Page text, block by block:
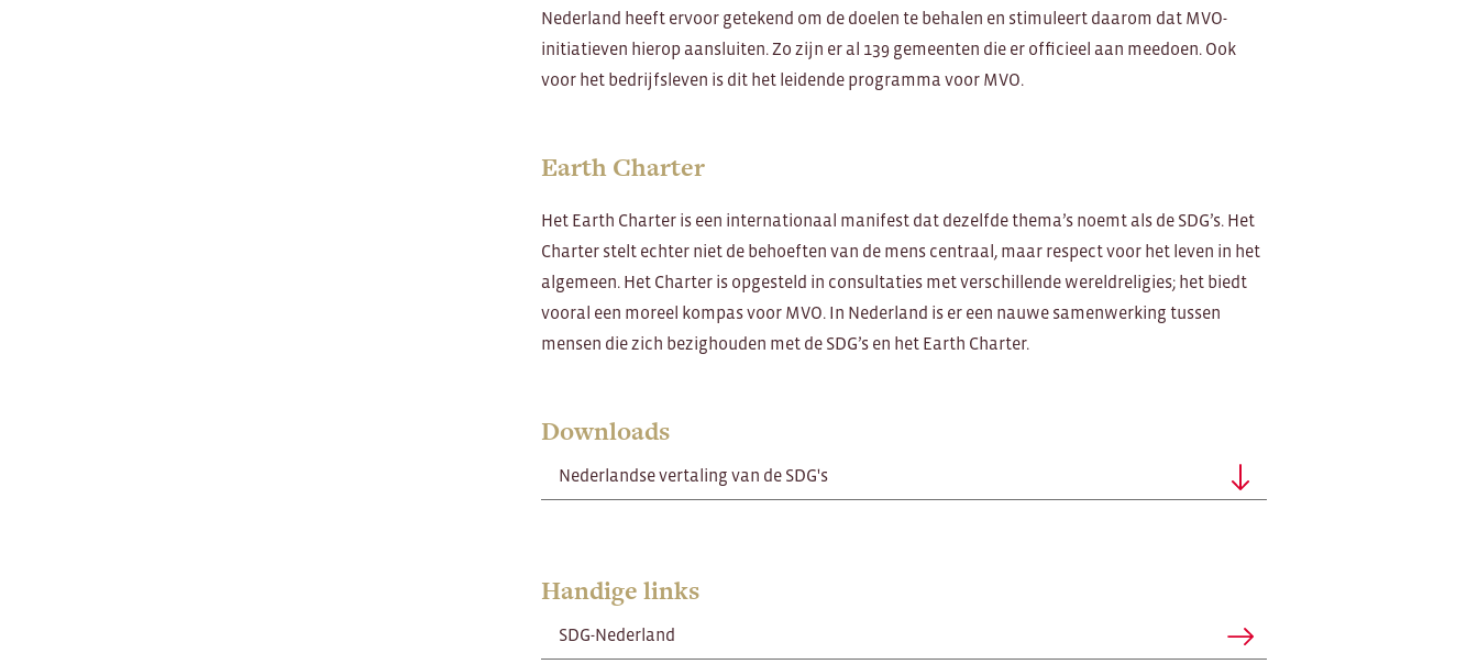
Nederland heeft ervoor getekend om de doelen te behalen en stimuleert daarom dat MVO-
initiatieven hierop aansluiten. Zo zijn er al 139 gemeenten die er officieel aan meedoen. Ook
voor het bedrijfsleven is dit het leidende programma voor MVO.
Earth Charter
Het Earth Charter is een internationaal manifest dat dezelfde thema’s noemt als de SDG’s. Het
Charter stelt echter niet de behoeften van de mens centraal, maar respect voor het leven in het
algemeen. Het Charter is opgesteld in consultaties met verschillende wereldreligies; het biedt
vooral een moreel kompas voor MVO. In Nederland is er een nauwe samenwerking tussen
mensen die zich bezighouden met de SDG’s en het Earth Charter.
Downloads
Nederlandse vertaling van de SDG's
Handige links
SDG-Nederland